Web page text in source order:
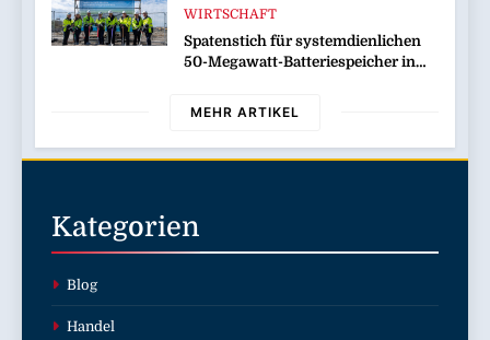
WIRTSCHAFT
Spatenstich für systemdienlichen
50-Megawatt-Batteriespeicher in
MEHR ARTIKEL
Kategorien
Blog
Handel